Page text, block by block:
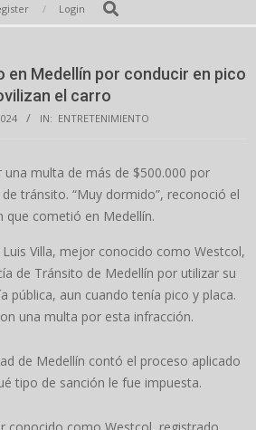
Login Search
en Medellín por conducir en pico
el carro
IN: ENTRETENIMIENTO
multa de más de $500.000 por
tránsito. “Muy dormido”, reconoció el
que cometió en Medellín.
Villa, mejor conocido como Westcol,
de Tránsito de Medellín por utilizar su
pública, aun cuando tenía pico y placa.
una multa por esta infracción.
de Medellín contó el proceso aplicado
tipo de sanción le fue impuesta.